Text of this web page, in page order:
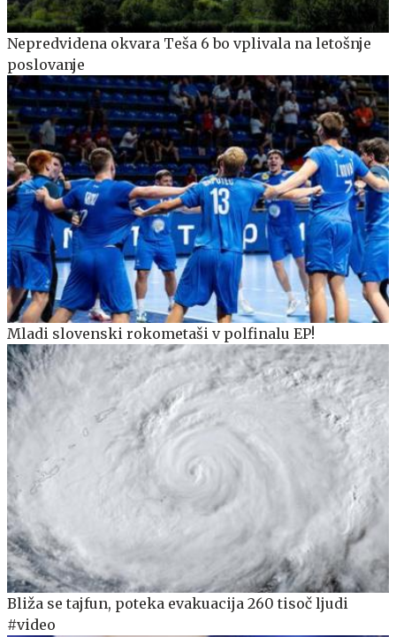
Nepredvidena okvara Teša 6 bo vplivala na letošnje
poslovanje
Mladi slovenski rokometaši v polfinalu EP!
Bliža se tajfun, poteka evakuacija 260 tisoč ljudi
#video